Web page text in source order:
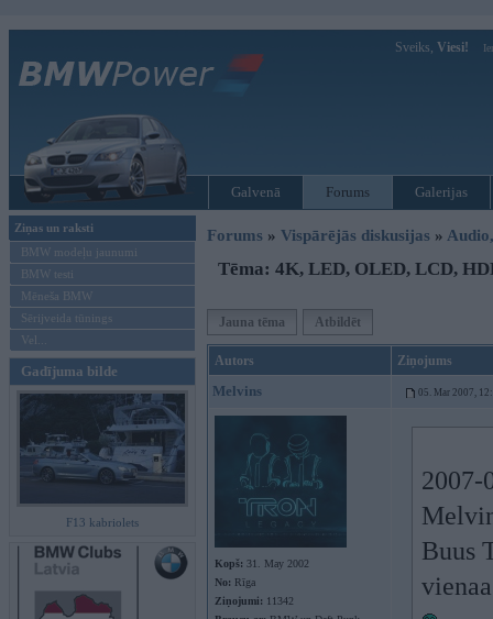
Sveiks, Viesi!
Galvenā Forums Galerijas
Ziņas un raksti
BMW modeļu jaunumi
BMW testi
Mēneša BMW
Sērijveida tūnings
Vel...
Gadījuma bilde
F13 kabriolets
Forums » Vispārējās diskusijas »
Tēma: 4K, LED, OLED, LCD,
Jauna tēma Atbildēt
Autors Ziņojums
Melvins 05. Mar 2007,
Kopš: 31. May 2002
No: Rīga
Ziņojumi: 11342
2007-
Buus